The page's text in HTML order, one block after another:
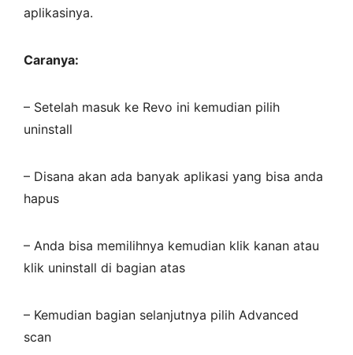
aplikasinya.
Caranya:
– Setelah masuk ke Revo ini kemudian pilih
uninstall
– Disana akan ada banyak aplikasi yang bisa anda
hapus
– Anda bisa memilihnya kemudian klik kanan atau
klik uninstall di bagian atas
– Kemudian bagian selanjutnya pilih Advanced
scan